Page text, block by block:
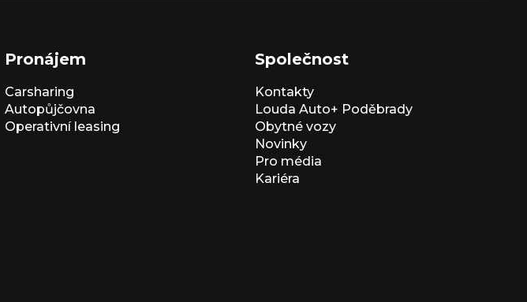
Pronájem
Carsharing
Autopůjčovna
Operativní leasing
Společnost
Kontakty
Louda Auto+ Poděbrady
Obytné vozy
Novinky
Pro média
Kariéra